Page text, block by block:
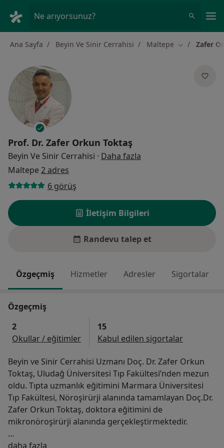
Ne arıyorsunuz?
Ana Sayfa Beyin Ve Sinir Cerrahisi Maltepe Şehir değiştir
Zafer
Prof. Dr. Zafer Orkun Toktaş
Beyin Ve Sinir Cerrahisi · Daha fazla
Maltepe 2 adres
6 görüş
İletişim Bilgileri
Randevu talep et
Özgeçmiş Hizmetler Adresler Sigortalar
Özgeçmiş
2
Okullar / eğitimler
15
Kabul edilen sigortalar
Beyin ve Sinir Cerrahisi Uzmanı Doç. Dr. Zafer Orkun
Toktaş, Uludağ Üniversitesi Tıp Fakültesi’nden mezun
oldu. Tıpta uzmanlık eğitimini Marmara Üniversitesi
Tıp Fakültesi, Nöroşirürji alanında tamamlayan Doç.Dr.
Zafer Orkun Toktaş, doktora eğitimini de
mikronöroşirürji alanında gerçekleştirmektedir.
Bahçeşehir Üniversitesi Tıp Fakültesi Öğretim Üyesi
daha fazla